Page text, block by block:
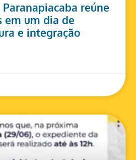
reúne
em um dia de
e integração